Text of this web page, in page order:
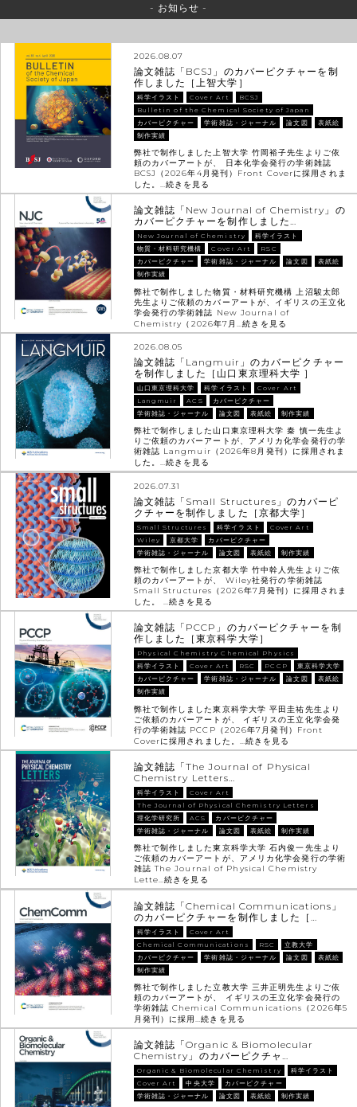
- お知らせ -
2026.08.07
論文雑誌「BCSJ」のカバーピクチャーを制
作しました［上智大学］
科学イラスト Cover Art
BCSJ
Bulletin of the Chemical Society of Japan
カバーピクチャー
学術雑誌・ジャーナル 論文図
表紙絵
制作実績
弊社で制作しました上智大学 竹岡裕子先生よりご依
頼のカバーアートが、 日本化学会発行の学術雑誌
BCSJ（2026年4月発刊）Front Coverに採用されま
した。…続きを見る
論文雑誌「New Journal of Chemistry」の
カバーピクチャーを制作しました…
New Journal of Chemistry
科学イラスト
物質・材料研究機構
Cover Art
RSC
カバーピクチャー
学術雑誌・ジャーナル 論文図
表紙絵
制作実績
弊社で制作しました物質・材料研究機構 上沼駿太郎
先生よりご依頼のカバーアートが、イギリスの王立化
学会発行の学術雑誌 New Journal of
Chemistry（2026年7月…続きを見る
2026.08.05
論文雑誌「Langmuir」のカバーピクチャー
を制作しました［山口東京理科大学 ］
山口東京理科大学 科学イラスト
Cover Art
Langmuir
ACS
カバーピクチャー
学術雑誌・ジャーナル
論文図 表紙絵 制作実績
弊社で制作しました山口東京理科大学 秦 慎一先生よ
りご依頼のカバーアートが、アメリカ化学会発行の学
術雑誌 Langmuir（2026年8月発刊）に採用されま
した。…続きを見る
2026.07.31
論文雑誌「Small Structures」のカバーピ
クチャーを制作しました［京都大学］
Small Structures 科学イラスト
Cover Art
Wiley
京都大学
カバーピクチャー
学術雑誌・ジャーナル
論文図 表紙絵 制作実績
弊社で制作しました京都大学 竹中幹人先生よりご依
頼のカバーアートが、 Wiley社発行の学術雑誌
Small Structures（2026年7月発刊）に採用されま
した。 …続きを見る
論文雑誌「PCCP」のカバーピクチャーを制
作しました［東京科学大学］
Physical Chemistry Chemical Physics
科学イラスト
Cover Art RSC PCCP
東京科学大学
カバーピクチャー
学術雑誌・ジャーナル 論文図
表紙絵
制作実績
弊社で制作しました東京科学大学 平田圭祐先生より
ご依頼のカバーアートが、 イギリスの王立化学会発
行の学術雑誌 PCCP（2026年7月発刊）Front
Coverに採用されました。…続きを見る
論文雑誌「The Journal of Physical
Chemistry Letters…
科学イラスト
Cover Art
The Journal of Physical Chemistry Letters
理化学研究所
ACS
カバーピクチャー
学術雑誌・ジャーナル
論文図 表紙絵 制作実績
弊社で制作しました東京科学大学 石内俊一先生より
ご依頼のカバーアートが、アメリカ化学会発行の学術
雑誌 The Journal of Physical Chemistry
Lette…続きを見る
論文雑誌「Chemical Communications」
のカバーピクチャーを制作しました［…
科学イラスト
Cover Art
Chemical Communications
RSC
立教大学
カバーピクチャー
学術雑誌・ジャーナル 論文図
表紙絵
制作実績
弊社で制作しました立教大学 三井正明先生よりご依
頼のカバーアートが、 イギリスの王立化学会発行の
学術雑誌 Chemical Communications（2026年5
月発刊）に採用…続きを見る
論文雑誌「Organic & Biomolecular
Chemistry」のカバーピクチャ…
Organic & Biomolecular Chemistry
科学イラスト
Cover Art
中央大学
カバーピクチャー
学術雑誌・ジャーナル
論文図 表紙絵 制作実績